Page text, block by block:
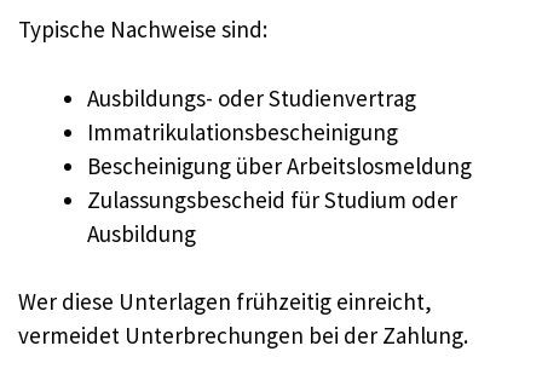
Typische Nachweise sind:
Ausbildungs- oder Studienvertrag
Immatrikulationsbescheinigung
Bescheinigung über Arbeitslosmeldung
Zulassungsbescheid für Studium oder
Ausbildung
Wer diese Unterlagen frühzeitig einreicht,
vermeidet Unterbrechungen bei der Zahlung.